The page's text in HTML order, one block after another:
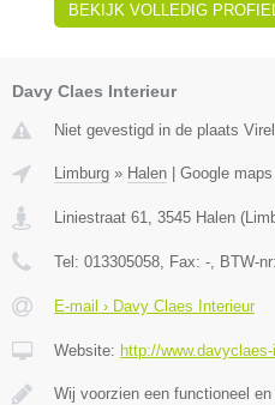
BEKIJK VOLLEDIG
Davy Claes Interieur
Niet gevestigd in de plaats
Limburg » Halen Google maps
Liniestraat 61, 3545 Halen (
Tel: 013305058, Fax: -, BTW-nr:
E-mail › Davy Claes Interieur
Website: http://
Wij voorzien een functioneel